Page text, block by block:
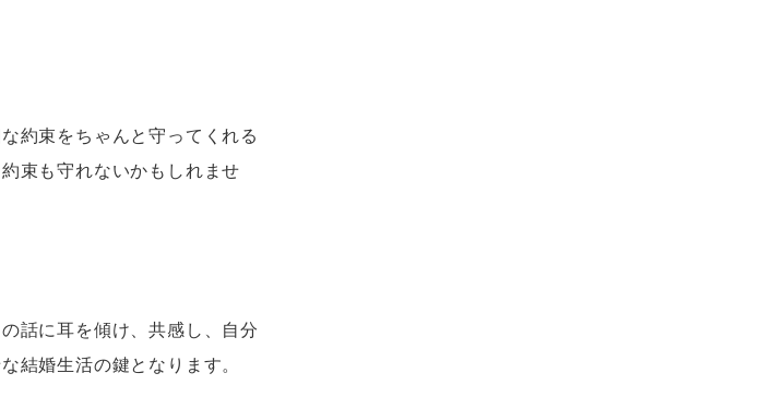
約束をちゃんと守ってくれる
束も守れないかもしれませ
話に耳を傾け、共感し、自分
結婚生活の鍵となります。